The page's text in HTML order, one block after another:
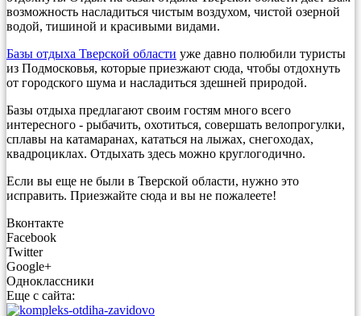
возможность насладиться чистым воздухом, чистой озерной
водой, тишиной и красивыми видами.
Базы отдыха Тверской области уже давно полюбили туристы
из Подмосковья, которые приезжают сюда, чтобы отдохнуть
от городского шума и насладиться здешней природой.
Базы отдыха предлагают своим гостям много всего
интересного - рыбачить, охотиться, совершать велопрогулки,
сплавы на катамаранах, кататься на лыжах, снегоходах,
квадроциклах. Отдыхать здесь можно круглогодично.
Если вы еще не были в Тверской области, нужно это
исправить. Приезжайте сюда и вы не пожалеете!
Вконтакте
Facebook
Twitter
Google+
Одноклассники
Еще с сайта: